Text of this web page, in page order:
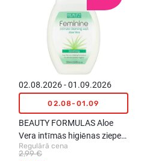
02.08.2026 - 01.09.2026
02.08-01.09
BEAUTY FORMULAS Aloe
Vera intīmās higiēnas ziepes,
250ml
Regulārā cena
2,99 €